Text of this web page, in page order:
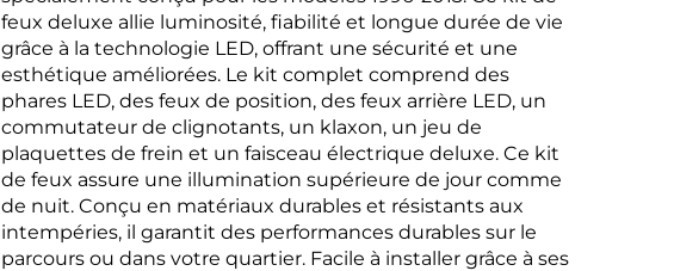
feux deluxe allie luminosité, fiabilité et longue durée de vie
grâce à la technologie LED, offrant une sécurité et une
esthétique améliorées. Le kit complet comprend des
phares LED, des feux de position, des feux arrière LED, un
commutateur de clignotants, un klaxon, un jeu de
plaquettes de frein et un faisceau électrique deluxe. Ce kit
de feux assure une illumination supérieure de jour comme
de nuit. Conçu en matériaux durables et résistants aux
intempéries, il garantit des performances durables sur le
parcours ou dans votre quartier. Facile à installer grâce à ses